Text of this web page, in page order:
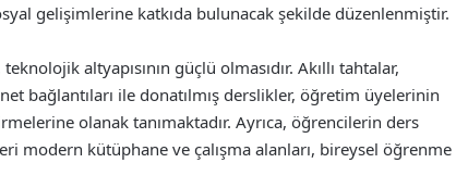
gelişimlerine katkıda bulunacak şekilde düzenlenmiştir.
altyapısının güçlü olmasıdır. Akıllı tahtalar,
bağlantıları ile donatılmış derslikler, öğretim üyelerinin
olanak tanımaktadır. Ayrıca, öğrencilerin ders
modern kütüphane ve çalışma alanları, bireysel öğrenme